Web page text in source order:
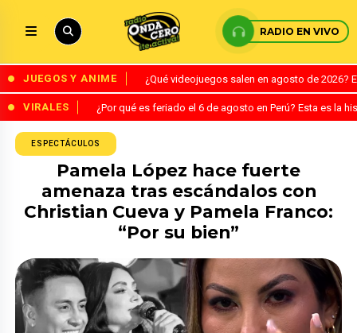
RADIO EN VIVO
JUEGOS Y ANIME ¿Qué videojuegos salen en agosto de
VIRALES ¿Por qué es feriado el 6 de agosto en Perú? Esta es la
ESPECTÁCULOS
Pamela López hace fuerte
amenaza tras escándalos con
Christian Cueva y Pamela Franco:
“Por su bien”